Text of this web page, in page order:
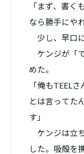
「まず、書く
なら勝手にや
少し、早口
ケンジが「
めた。
「俺もTEEL
とは言ってた
す」
ケンジは立
した。吸殻を